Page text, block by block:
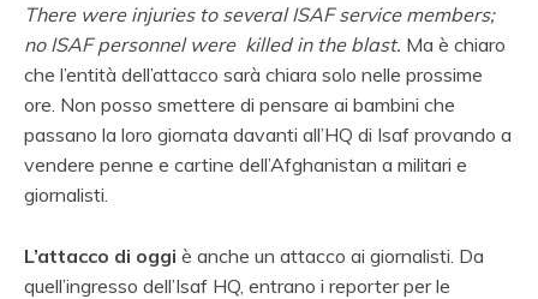
There were injuries to several ISAF service members;
no ISAF personnel were killed in the blast. Ma è chiaro
che l’entità dell’attacco sarà chiara solo nelle prossime
ore. Non posso smettere di pensare ai bambini che
passano la loro giornata davanti all’HQ di Isaf provando a
vendere penne e cartine dell’Afghanistan a militari e
giornalisti.
L’attacco di oggi è anche un attacco ai giornalisti. Da
quell’ingresso dell’Isaf HQ, entrano i reporter per le